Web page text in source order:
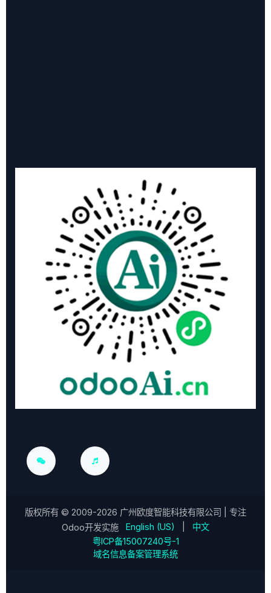
版权所有 © 2009-2026 广州欧度智能科技有限公司
| 专注
Odoo开发实施
English (US)
中文
粤ICP备15007240号-1
域名信息备案管理系统